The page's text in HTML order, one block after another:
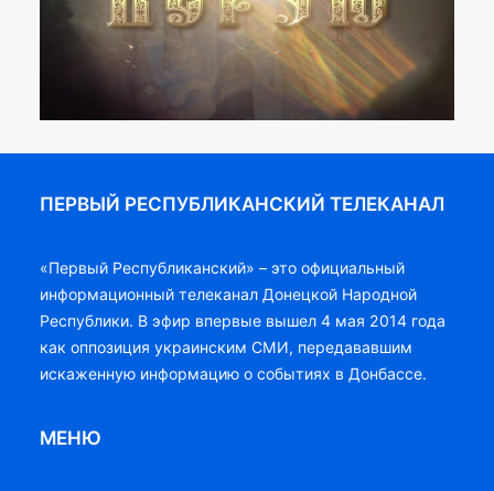
ПЕРВЫЙ РЕСПУБЛИКАНСКИЙ ТЕЛЕКАНАЛ
«Первый Республиканский» – это официальный
информационный телеканал Донецкой Народной
Республики. В эфир впервые вышел 4 мая 2014 года
как оппозиция украинским СМИ, передававшим
искаженную информацию о событиях в Донбассе.
МЕНЮ